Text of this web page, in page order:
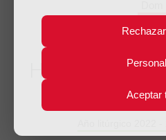
Aceptar
19
Nov
Homilía
tiempo